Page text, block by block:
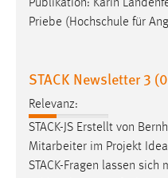
Publikation: Karin
Priebe (Hochschule für
STACK Newsletter 3
Relevanz:
STACK-JS Erstellt von
Mitarbeiter im Projekt
STACK-Fragen lassen
Matomo
Zugriffsstatistik
Cookie Laufzeit:
Max. 13 Monate